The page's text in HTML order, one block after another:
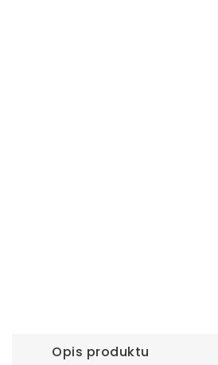
Opis produktu